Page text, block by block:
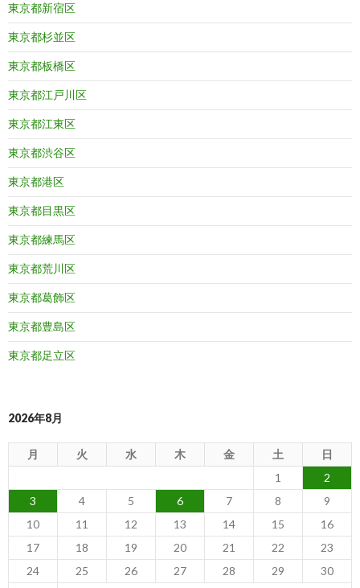
東京都新宿区
東京都杉並区
東京都板橋区
東京都江戸川区
東京都江東区
東京都渋谷区
東京都港区
東京都目黒区
東京都練馬区
東京都荒川区
東京都葛飾区
東京都豊島区
東京都足立区
2026年8月
月 火 水 木 金 土
日
1
2
3
4 5 6 7 8
9
10
11 12 13 14 15
16
17
18 19 20 21 22
23
24
25 26 27 28 29
30